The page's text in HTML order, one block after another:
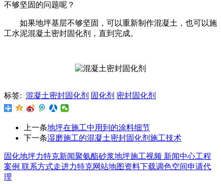
不够坚固的问题呢？
如果地坪基层不够坚固，可以重新制作混凝土，也可以施
工水泥混凝土密封固化剂，直到完成。
标签: 混凝土密封固化剂 固化剂 密封固化剂
上一条地坪在施工中用到的涂料细节
下一条湿磨施工的混凝土密封固化剂施工技术
固化地坪力特克新闻聚氨酯砂浆地坪施工视频 新闻中心工程
案例 联系方式走进力特克网站地图资料下载调色空间申请代
理